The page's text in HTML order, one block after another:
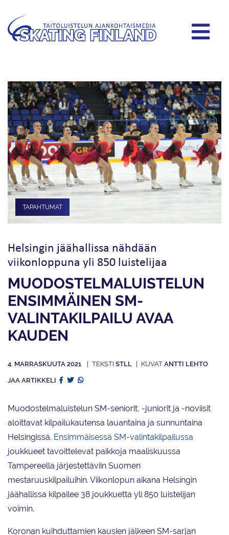
TAPAHTUMAT
Helsingin jäähallissa nähdään
viikonloppuna yli 850 luistelijaa
MUODOSTELMA­LUISTELUN
ENSIMMÄINEN SM-
VALINTAKILPAILU AVAA
KAUDEN
4. MARRASKUUTA 2021 STLL ANTTI LEHTO
JAA ARTIKKELI
Muodostelmaluistelun SM-seniorit, -juniorit ja -noviisit
aloittavat kilpailukautensa lauantaina ja sunnuntaina
Helsingissä. Ensimmäisessä SM-valintakilpailussa
joukkueet tavoittelevat paikkoja maaliskuussa
Tampereella järjestettäviin Suomen
mestaruuskilpailuihin. Viikonlopun aikana Helsingin
jäähallissa kilpailee 38 joukkuetta yli 850 luistelijan
voimin.
Koronan kuihduttamien kausien jälkeen SM-sarjan